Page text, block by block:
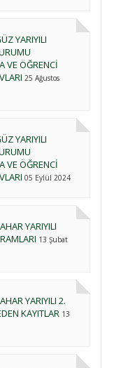
YARIYILI
VE ÖĞRENCİ
25 Ağustos
YARIYILI
VE ÖĞRENCİ
05 Eylül 2024
YARIYILI
13 Şubat
YARIYILI 2.
KAYITLAR 13